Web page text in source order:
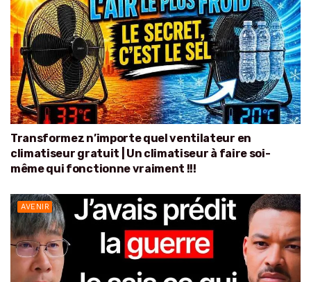
Transformez n’importe quel ventilateur en
climatiseur gratuit | Un climatiseur à faire soi-
même qui fonctionne vraiment !!!
AVENIR